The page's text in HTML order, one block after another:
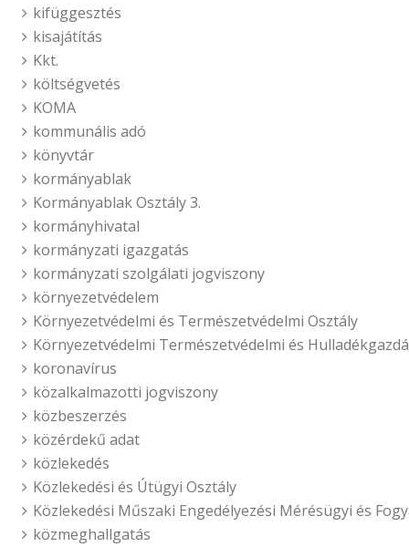
kifüggesztés
kisajátítás
Kkt.
költségvetés
KOMA
kommunális adó
könyvtár
kormányablak
Kormányablak Osztály 3.
kormányhivatal
kormányzati igazgatás
kormányzati szolgálati jogviszony
környezetvédelem
Környezetvédelmi és Természetvédelmi Osztály
Környezetvédelmi Természetvédelmi és
koronavírus
közalkalmazotti jogviszony
közbeszerzés
közérdekű adat
közlekedés
Közlekedési és Útügyi Osztály
Közlekedési Műszaki Engedélyezési Mérésügyi és
közmeghallgatás